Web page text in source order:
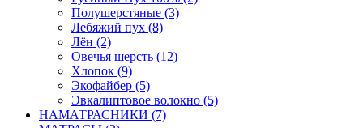
Полушерстяные (3)
Лебяжий пух (8)
Лён (2)
Овечья шерсть (12)
Хлопок (9)
Экофайбер (5)
Эвкалиптовое волокно (5)
НАМАТРАСНИКИ (7)